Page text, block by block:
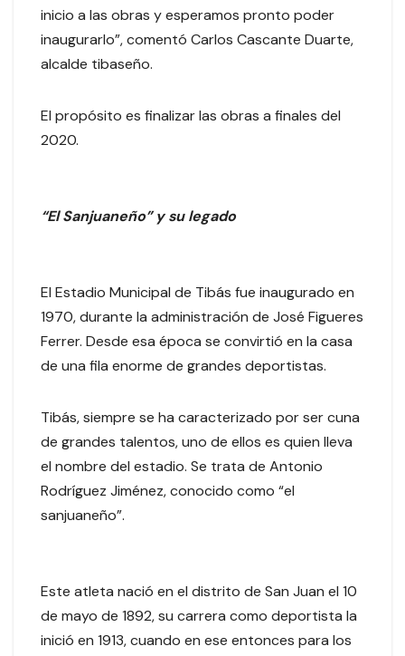
inicio a las obras y esperamos pronto poder
inaugurarlo”, comentó Carlos Cascante Duarte,
alcalde tibaseño.
El propósito es finalizar las obras a finales del
2020.
“El Sanjuaneño” y su legado
El Estadio Municipal de Tibás fue inaugurado en
1970, durante la administración de José Figueres
Ferrer. Desde esa época se convirtió en la casa
de una fila enorme de grandes deportistas.
Tibás, siempre se ha caracterizado por ser cuna
de grandes talentos, uno de ellos es quien lleva
el nombre del estadio. Se trata de Antonio
Rodríguez Jiménez, conocido como “el
sanjuaneño”.
Este atleta nació en el distrito de San Juan el 10
de mayo de 1892, su carrera como deportista la
inició en 1913, cuando en ese entonces para los